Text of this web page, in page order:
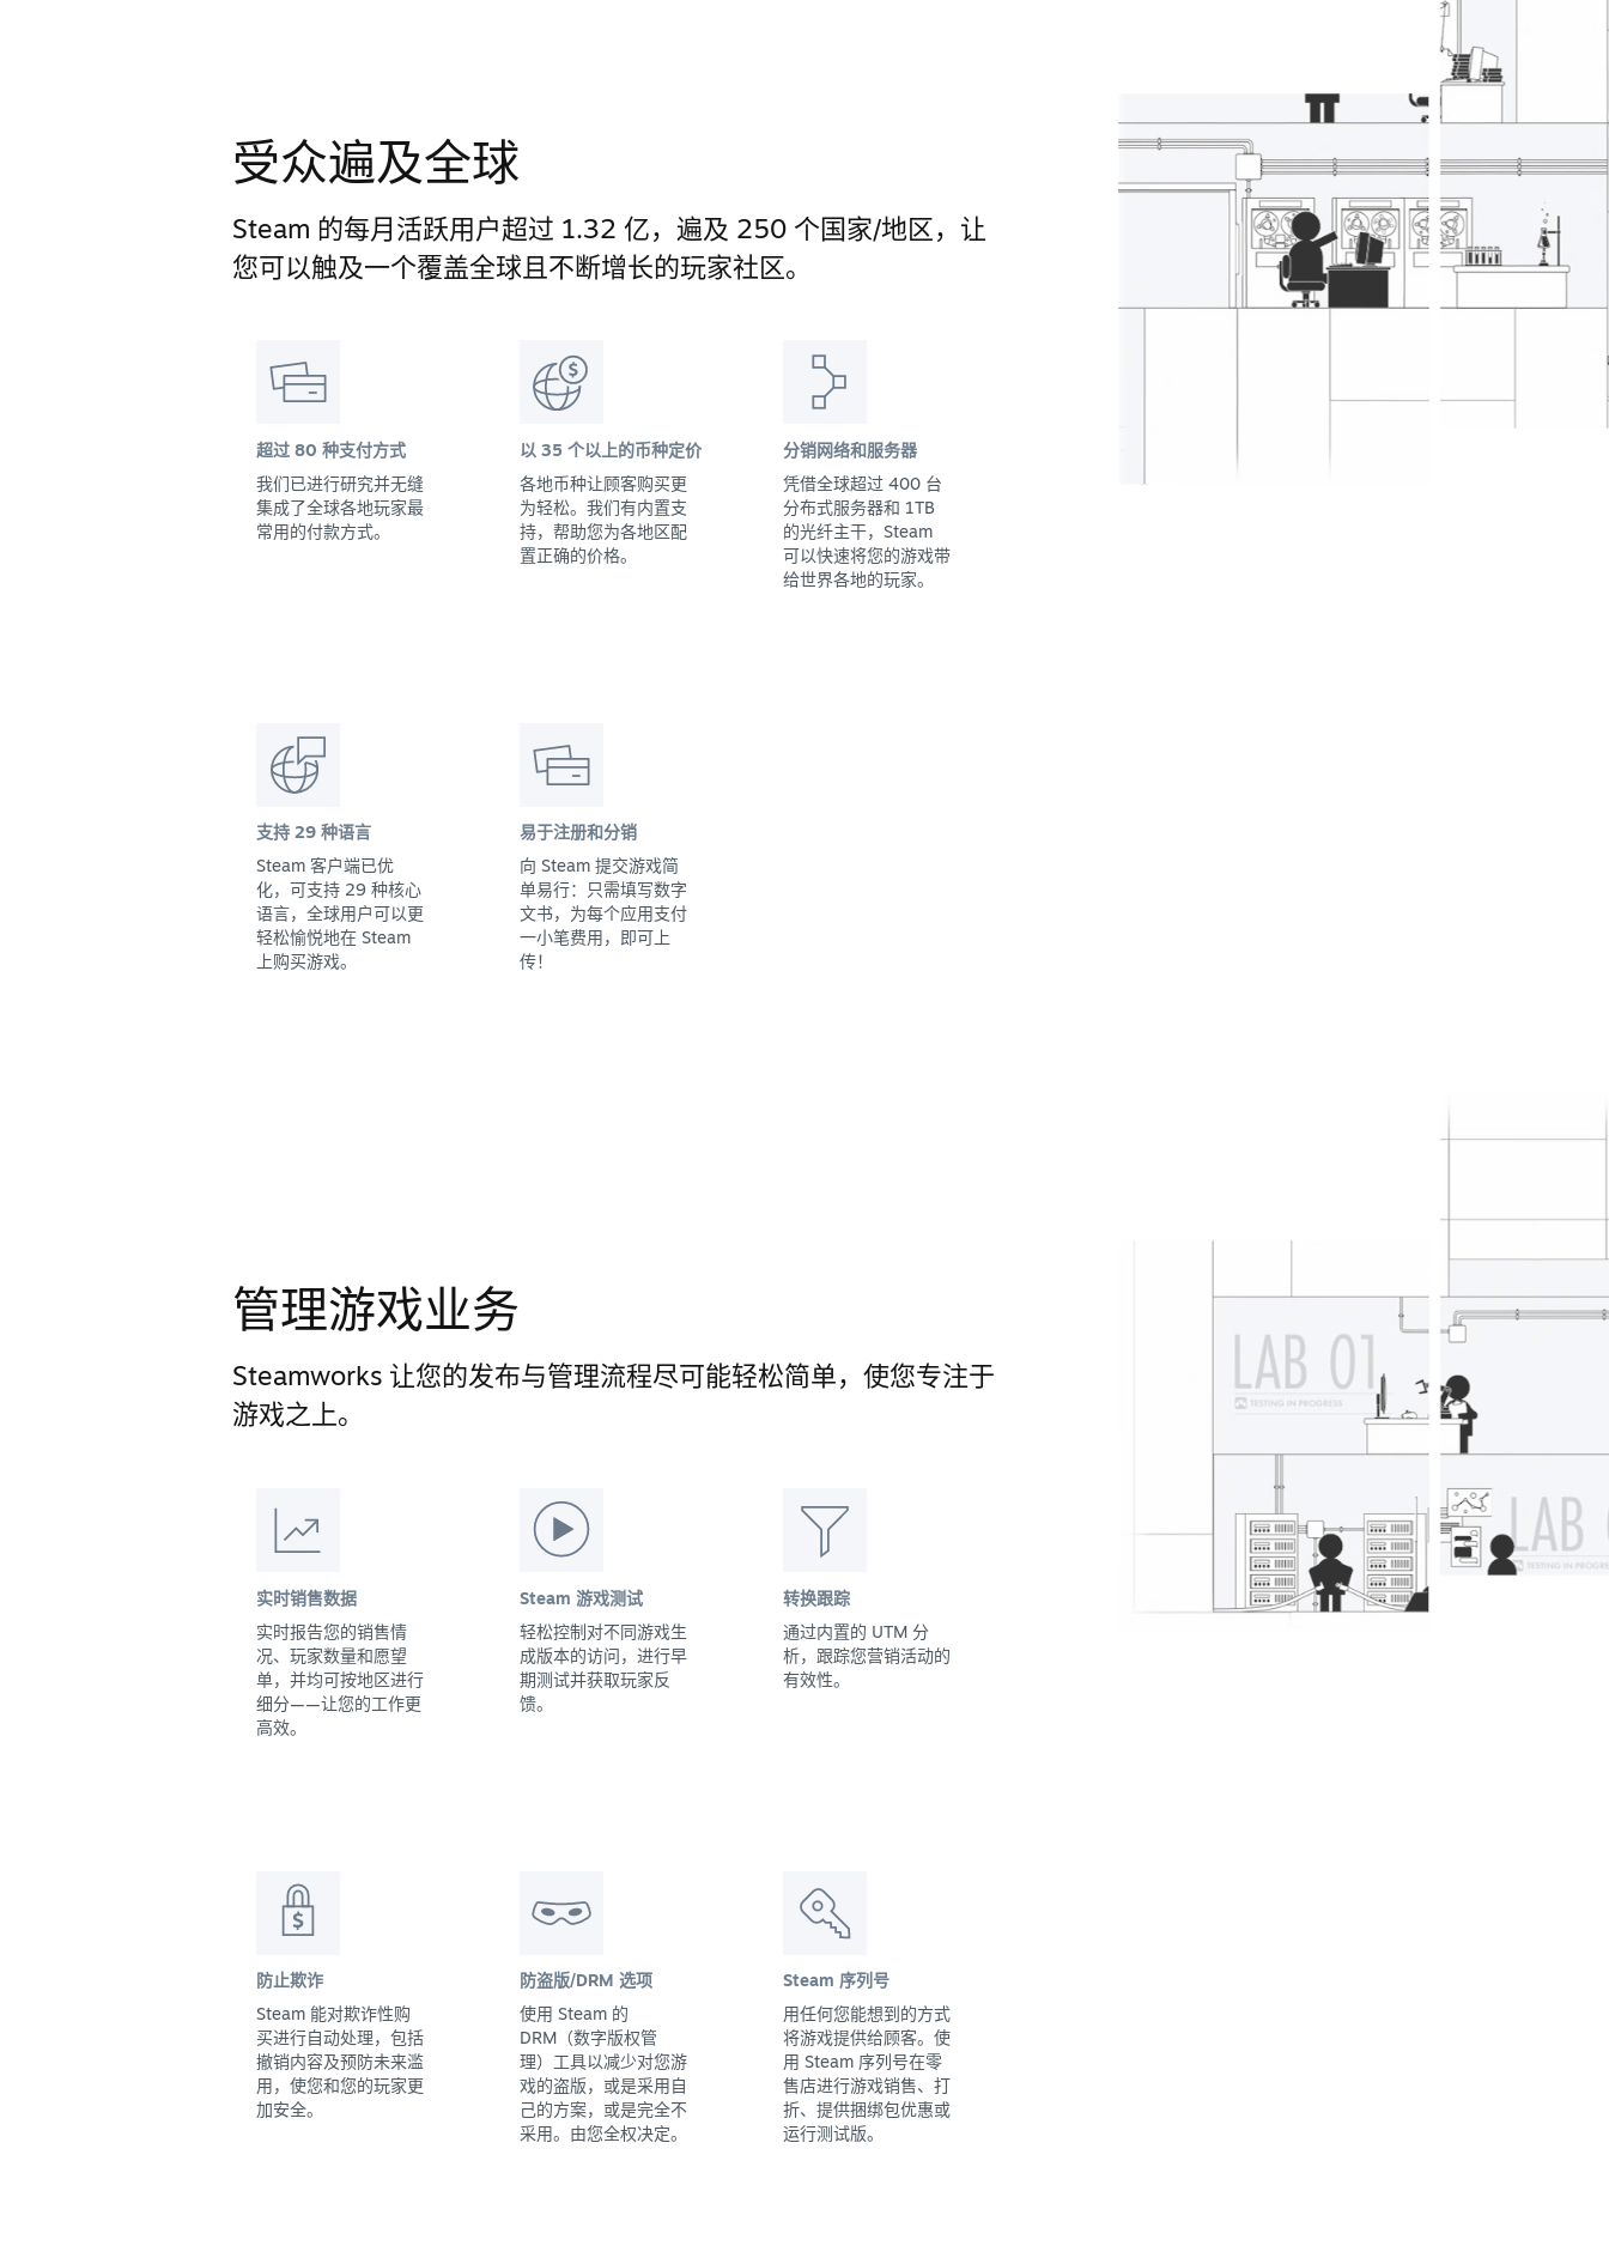
受众遍及全球
Steam 的每月活跃用户超过 1.32 亿，遍及 250 个国家/地区，让
您可以触及一个覆盖全球且不断增长的玩家社区。
超过 80 种支付方式
我们已进行研究并无缝
集成了全球各地玩家最
常用的付款方式。
以 35 个以上的币种定价
各地币种让顾客购买更
为轻松。我们有内置支
持，帮助您为各地区配
置正确的价格。
分销网络和服务器
凭借全球超过 400 台
分布式服务器和 1TB
的光纤主干，Steam
可以快速将您的游戏带
给世界各地的玩家。
支持 29 种语言
Steam 客户端已优
化，可支持 29 种核心
语言，全球用户可以更
轻松愉悦地在 Steam
上购买游戏。
易于注册和分销
向 Steam 提交游戏简
单易行：只需填写数字
文书，为每个应用支付
一小笔费用，即可上
传！
管理游戏业务
Steamworks 让您的发布与管理流程尽可能轻松简单，使您专注于
游戏之上。
实时销售数据
实时报告您的销售情
况、玩家数量和愿望
单，并均可按地区进行
细分——让您的工作更
高效。
Steam 游戏测试
轻松控制对不同游戏生
成版本的访问，进行早
期测试并获取玩家反
馈。
转换跟踪
通过内置的 UTM 分
析，跟踪您营销活动的
有效性。
防止欺诈
Steam 能对欺诈性购
买进行自动处理，包括
撤销内容及预防未来滥
用，使您和您的玩家更
加安全。
防盗版/DRM 选项
使用 Steam 的
DRM（数字版权管
理）工具以减少对您游
戏的盗版，或是采用自
己的方案，或是完全不
采用。由您全权决定。
Steam 序列号
用任何您能想到的方式
将游戏提供给顾客。使
用 Steam 序列号在零
售店进行游戏销售、打
折、提供捆绑包优惠或
运行测试版。